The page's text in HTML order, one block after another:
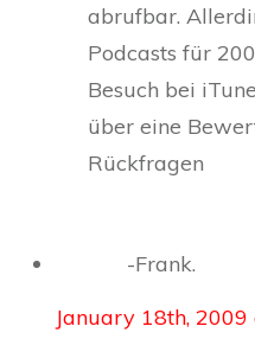
abrufbar.
Podcasts für
Besuch bei
über eine
Rückfragen
-Frank.
January 18th, 2009